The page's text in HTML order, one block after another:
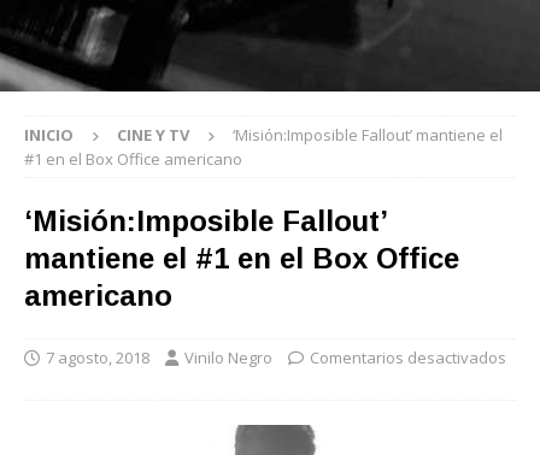
INICIO CINE Y TV
‘Misión:Imposible Fallout’ mantiene el
#1 en el Box Office americano
‘Misión:Imposible Fallout’
mantiene el #1 en el Box Office
americano
7 agosto, 2018 Vinilo Negro Comentarios desactivados